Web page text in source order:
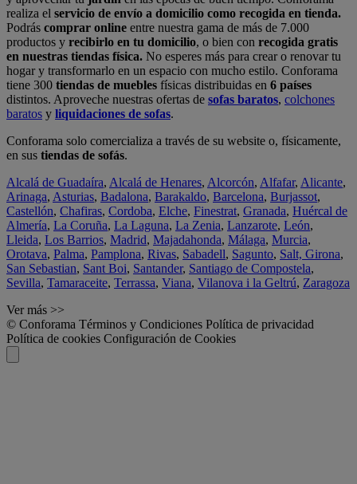
realiza el servicio de envío a domicilio como recogida en tienda.
Podrás comprar online entre nuestra gama de más de 7.000
productos y recibirlo en tu domicilio, o bien con recogida gratis
en nuestras tiendas física. No esperes más para crear o renovar tu
hogar y transformarlo en un espacio con mucho estilo. Conforama
tiene 300 tiendas de muebles físicas distribuidas en 6 países
distintos. Aproveche nuestras ofertas de sofas baratos, colchones
baratos y liquidaciones de sofas.
Conforama solo comercializa a través de su website o, físicamente,
en sus tiendas de sofás.
Alcalá de Guadaíra, Alcalá de Henares, Alcorcón, Alfafar, Alicante,
Arinaga, Asturias, Badalona, Barakaldo, Barcelona, Burjassot,
Castellón, Chafiras, Cordoba, Elche, Finestrat, Granada, Huércal de
Almería, La Coruña, La Laguna, La Zenia, Lanzarote, León,
Lleida, Los Barrios, Madrid, Majadahonda, Málaga, Murcia,
Orotava, Palma, Pamplona, Rivas, Sabadell, Sagunto, Salt, Girona,
San Sebastian, Sant Boi, Santander, Santiago de Compostela,
Sevilla, Tamaraceite, Terrassa, Viana, Vilanova i la Geltrú, Zaragoza
Ver más >>
© Conforama Términos y Condiciones Política de privacidad
Política de cookies Configuración de Cookies